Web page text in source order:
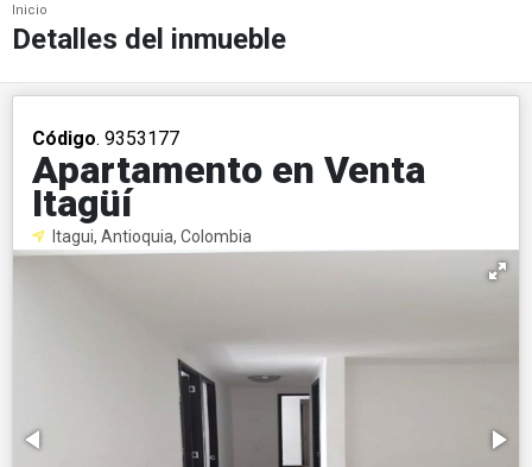
Inicio
Detalles del inmueble
Código. 9353177
Apartamento en Venta
Itagüí
Itagui, Antioquia, Colombia